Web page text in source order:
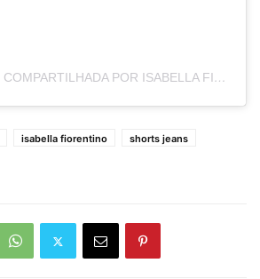
UMA PUBLICAÇÃO COMPARTILHADA POR ISABELLA FIORENTINO HAWILLA (@ISABELLAFIORENTINO)
isabella fiorentino
shorts jeans